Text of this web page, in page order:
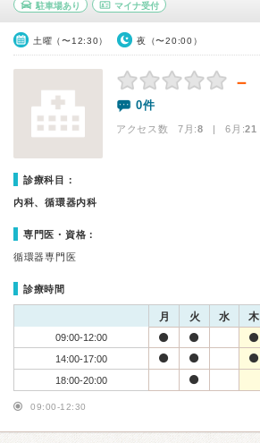
駐車場あり マイナ受付
土曜（〜12:30） 夜（〜20:00）
－
0件
アクセス数 7月:8 | 6月:21
診療科目：
内科、循環器内科
専門医・資格：
循環器専門医
診療時間
月 火 水 木
09:00-12:00
14:00-17:00
18:00-20:00
09:00-12:30